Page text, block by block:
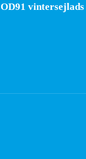
OD91 vintersejlads